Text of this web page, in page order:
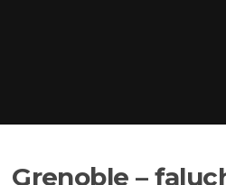
Grenoble –